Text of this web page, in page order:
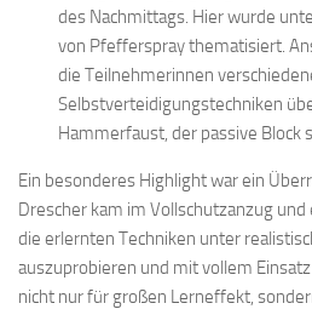
des Nachmittags. Hier wurde
von Pfefferspray thematisiert.
die Teilnehmerinnen
Selbstverteidigungstechniken
Hammerfaust, der passive Block
Ein besonderes Highlight war ein
Drescher kam im Vollschutzanzug
die erlernten Techniken unter
auszuprobieren und mit vollem
nicht nur für großen Lerneffekt,